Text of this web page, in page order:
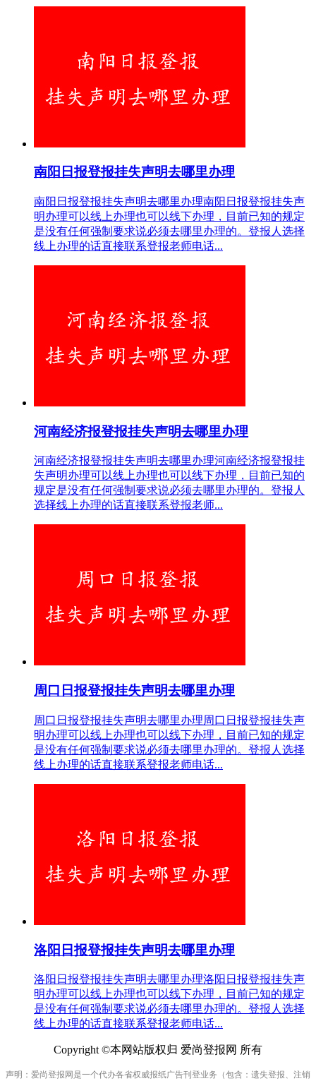
南阳日报登报挂失声明去哪里办理
南阳日报登报挂失声明去哪里办理南阳日报登报挂失声
明办理可以线上办理也可以线下办理，目前已知的规定
是没有任何强制要求说必须去哪里办理的。登报人选择
线上办理的话直接联系登报老师电话...
河南经济报登报挂失声明去哪里办理
河南经济报登报挂失声明去哪里办理河南经济报登报挂
失声明办理可以线上办理也可以线下办理，目前已知的
规定是没有任何强制要求说必须去哪里办理的。登报人
选择线上办理的话直接联系登报老师...
周口日报登报挂失声明去哪里办理
周口日报登报挂失声明去哪里办理周口日报登报挂失声
明办理可以线上办理也可以线下办理，目前已知的规定
是没有任何强制要求说必须去哪里办理的。登报人选择
线上办理的话直接联系登报老师电话...
洛阳日报登报挂失声明去哪里办理
洛阳日报登报挂失声明去哪里办理洛阳日报登报挂失声
明办理可以线上办理也可以线下办理，目前已知的规定
是没有任何强制要求说必须去哪里办理的。登报人选择
线上办理的话直接联系登报老师电话...
Copyright ©本网站版权归 爱尚登报网 所有
声明：爱尚登报网是一个代办各省权威报纸广告刊登业务（包含：遗失登报、注销